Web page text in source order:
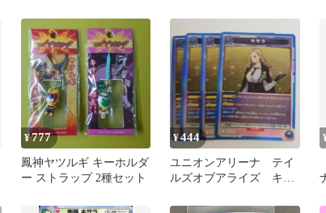
¥777
鳳神ヤツルギ キーホルダ
ー ストラップ 2種セット
¥444
ユニオンアリーナ テイ
ルズオブアライズ キサ